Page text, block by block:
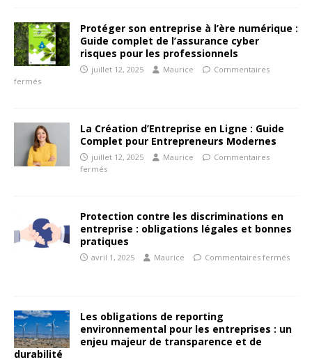
Protéger son entreprise à l’ère numérique :
Guide complet de l’assurance cyber
risques pour les professionnels
juillet 12, 2025 Maurice
Commentaires
fermés
La Création d’Entreprise en Ligne : Guide
Complet pour Entrepreneurs Modernes
juillet 12, 2025 Maurice
Commentaires
fermés
Protection contre les discriminations en
entreprise : obligations légales et bonnes
pratiques
avril 1, 2025 Maurice Commentaires fermés
Les obligations de reporting
environnemental pour les entreprises : un
enjeu majeur de transparence et de
durabilité